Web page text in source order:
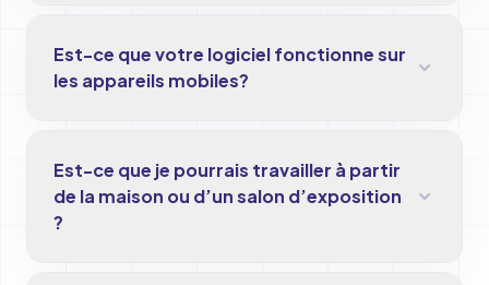
temps réel de le prime avec plusieurs
compagnies d’assurance, soit Industriel
Est-ce que votre logiciel fonctionne sur
les appareils mobiles?
d’accéder à l’information à partir d'un
téléphone intelligent, mais nous suggérons
Est-ce que je pourrais travailler à partir
de la maison ou d’un salon d’exposition
?